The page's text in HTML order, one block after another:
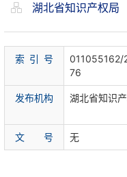
湖北省知识产权局
索 引 号
76
发布机构 湖北省知识
文 号 无